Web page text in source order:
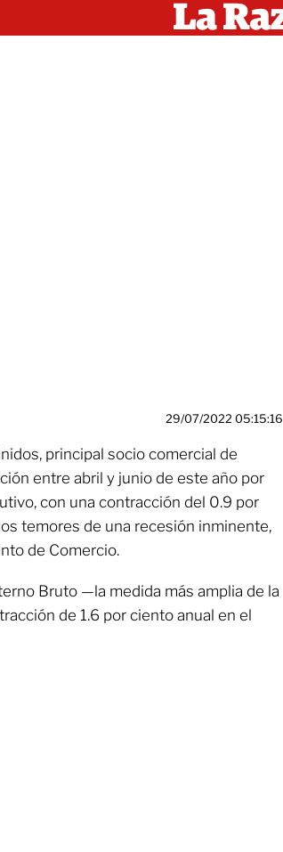
29/07/2022 05:15:16
principal socio comercial de
entre abril y junio de este año por
con una contracción del 0.9 por
temores de una recesión inminente,
de Comercio.
Bruto —la medida más amplia de la
de 1.6 por ciento anual en el